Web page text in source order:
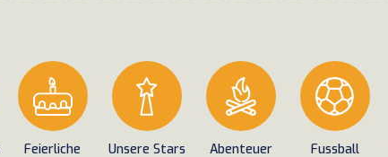
Feierliche
Unsere Stars Abenteuer Fussball